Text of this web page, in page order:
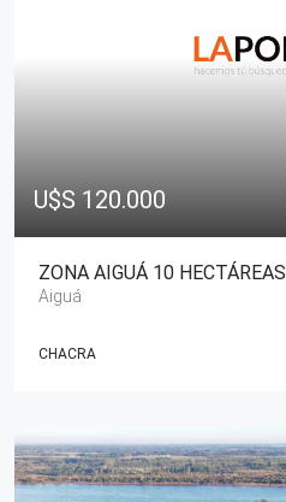
U$S 120.000
ZONA AIGUÁ 10 HECTÁREAS
Aiguá
CHACRA